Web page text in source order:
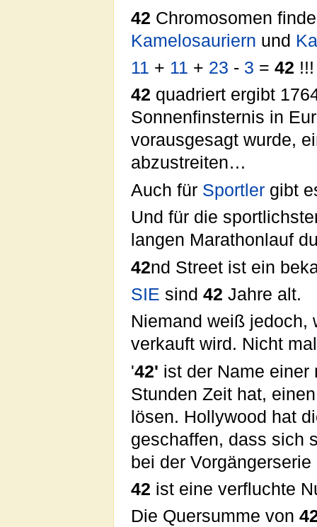
42 Chromosomen
Kamelosauriern und
11 + 11 + 23 - 3 = 42 !!!
42 quadriert ergibt
Sonnenfinsternis in
vorausgesagt wurde,
abzustreiten…
Auch für Sportler gibt
Und für die
langen Marathonlauf
42nd Street ist ein
SIE sind 42 Jahre alt.
Niemand weiß jedoch,
verkauft wird. Nicht
'42' ist der Name
Stunden Zeit hat,
lösen. Hollywood hat
geschaffen, dass sich
bei der Vorgängerserie
42 ist eine verfluchte
Die Quersumme von